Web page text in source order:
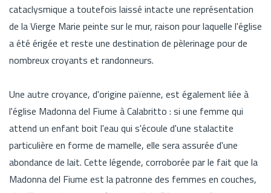
cataclysmique a toutefois laissé intacte une représentation
de la Vierge Marie peinte sur le mur, raison pour laquelle l'église
a été érigée et reste une destination de pèlerinage pour de
nombreux croyants et randonneurs.
Une autre croyance, d'origine païenne, est également liée à
l'église Madonna del Fiume à Calabritto : si une femme qui
attend un enfant boit l'eau qui s'écoule d'une stalactite
particulière en forme de mamelle, elle sera assurée d'une
abondance de lait. Cette légende, corroborée par le fait que la
Madonna del Fiume est la patronne des femmes en couches,